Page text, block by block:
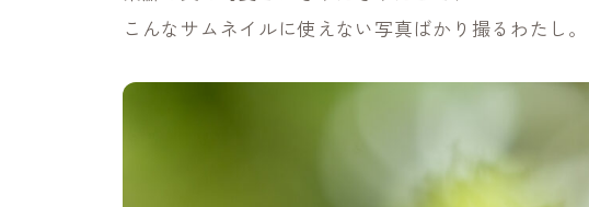
こんなサムネイルに使えない写真ばかり撮るわたし。